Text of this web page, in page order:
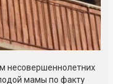
несовершеннолетних
мамы по факту